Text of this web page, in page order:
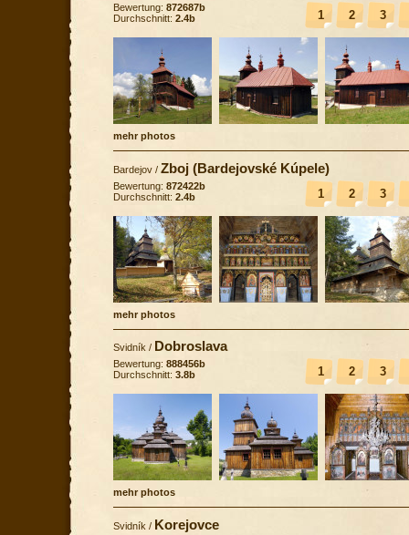
1 2 3
Bewertung: 872687b
Durchschnitt: 2.4b
mehr photos
Bardejov / Zboj (Bardejovské Kúpele)
1 2 3
Bewertung: 872422b
Durchschnitt: 2.4b
mehr photos
Svidník / Dobroslava
1 2 3
Bewertung: 888456b
Durchschnitt: 3.8b
mehr photos
Svidník / Korejovce